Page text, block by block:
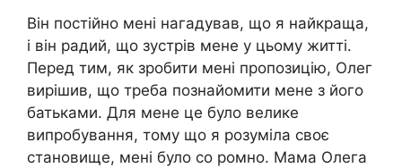
Він постійно мені нагадував, що я найкраща,
і він радий, що зустрів мене у цьому житті.
Перед тим, як зробити мені пропозицію, Олег
вирішив, що треба познайомити мене з його
батьками. Для мене це було велике
випробування, тому що я розуміла своє
становище, мені було со ромно. Мама Олега